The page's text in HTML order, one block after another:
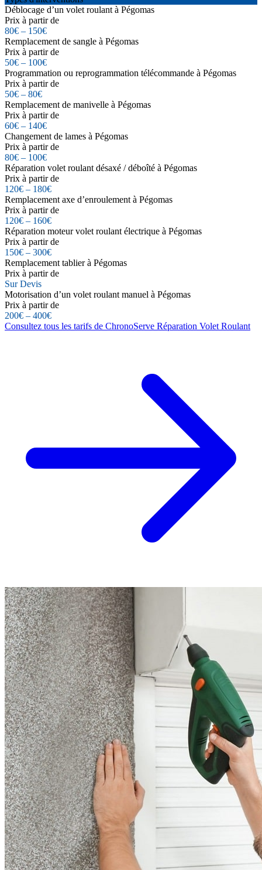
Déblocage d’un volet roulant à Pégomas
Prix à partir de
80€ – 150€
Remplacement de sangle à Pégomas
Prix à partir de
50€ – 100€
Programmation ou reprogrammation télécommande à Pégomas
Prix à partir de
50€ – 80€
Remplacement de manivelle à Pégomas
Prix à partir de
60€ – 140€
Changement de lames à Pégomas
Prix à partir de
80€ – 100€
Réparation volet roulant désaxé / déboîté à Pégomas
Prix à partir de
120€ – 180€
Remplacement axe d’enroulement à Pégomas
Prix à partir de
120€ – 160€
Réparation moteur volet roulant électrique à Pégomas
Prix à partir de
150€ – 300€
Remplacement tablier à Pégomas
Prix à partir de
Sur Devis
Motorisation d’un volet roulant manuel à Pégomas
Prix à partir de
200€ – 400€
Consultez tous les tarifs de ChronoServe Réparation Volet Roulant